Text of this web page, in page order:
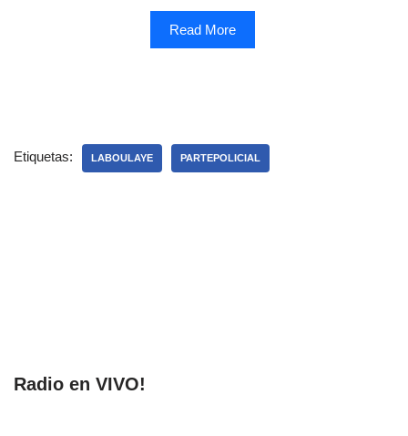
Read More
Etiquetas: LABOULAYE PARTEPOLICIAL
Radio en VIVO!